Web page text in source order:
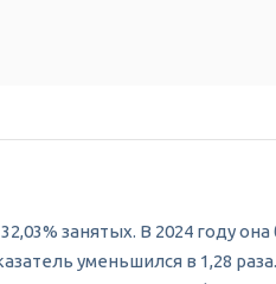
занятых. В 2024 году
уменьшился в 1,28